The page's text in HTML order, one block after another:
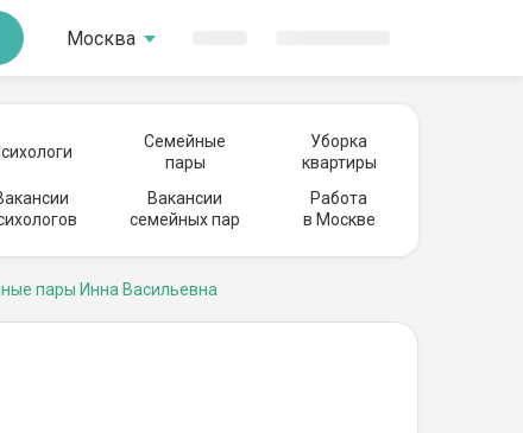
Москва
Семейные
пары
Уборка
квартиры
Вакансии
семейных пар
Работа
в Москве
пары Инна Васильевна